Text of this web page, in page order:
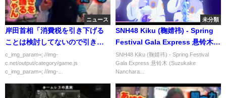
ニュース
岸田首相「消費税を引き下げる
ことは検討してないので引き下
げの効果なんかわかりません」
c_img_param=; //img-
c.net/output/category/game.js
c_img_param=; //img-...
未分類
SNH48 Kiku (鞠婧祎) - Spring
Festival Gala Express 悬铃木
(Suzukake Nanchara)
SNH48 Kiku (鞠婧祎) - Spring Festival
Gala Express 悬铃木 (Suzukake
Nanchara...